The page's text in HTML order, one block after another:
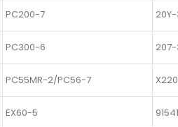
PC200-7
PC300-6
PC55MR-2/PC56-7
EX60-5